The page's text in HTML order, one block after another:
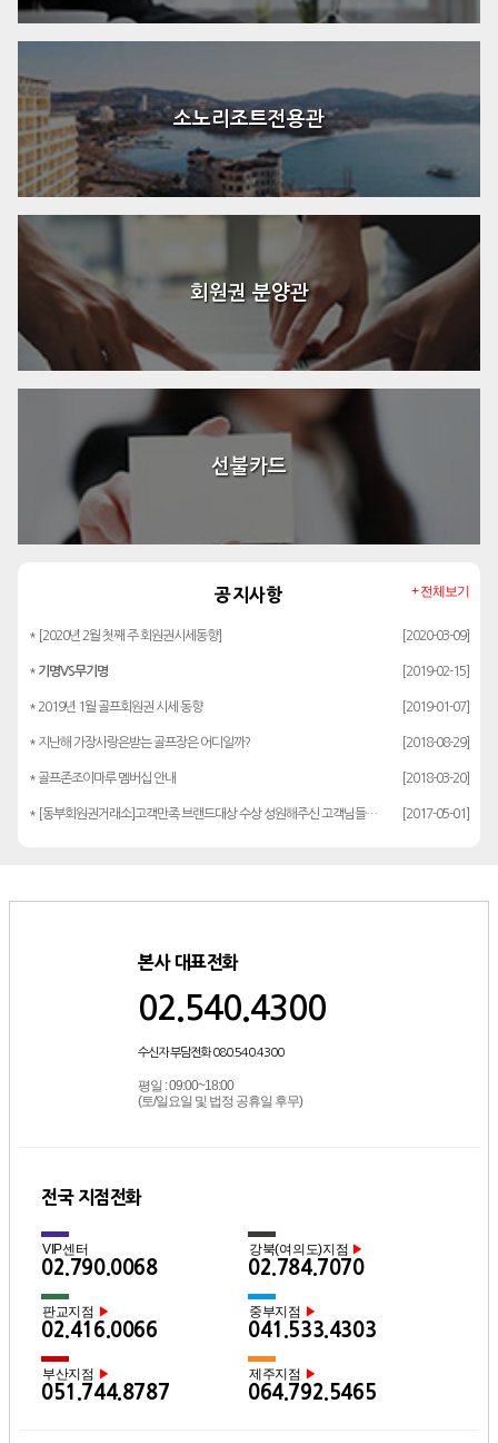
소노리조트전용관
회원권 분양관
선불카드
공지사항
* [2020년 2월 첫째 주 회원권시세동향] [2020-03-09]
* 기명VS무기명 [2019-02-15]
* 2019년 1월 골프회원권 시세 동향 [2019-01-07]
* 지난해 가장사랑은받는 골프장은 어디일까? [2018-08-29]
* 골프존조이마루 멤버십 안내 [2018-03-20]
* [동부회원권거래소]고객만족 브랜드대상 수상 성원해주신 고객님들께 감사드립… [2017-05-01]
+ 전체보기
본사 대표전화
02.540.4300
수신자 부담전화 080.540.4300
평일 : 09:00~18:00
(토/일요일 및 법정 공휴일 후무)
전국 지점전화
VIP센터
02.790.0068
강북(여의도)지점 ▶
02.784.7070
판교지점 ▶
02.416.0066
중부지점 ▶
041.533.4303
부산지점 ▶
051.744.8787
제주지점 ▶
064.792.5465